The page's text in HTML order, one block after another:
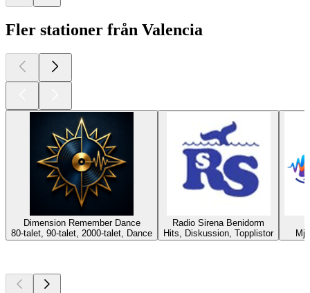
Fler stationer från Valencia
Dimension Remember Dance
80-talet, 90-talet, 2000-talet, Dance
Radio Sirena Benidorm
Hits, Diskussion, Topplistor